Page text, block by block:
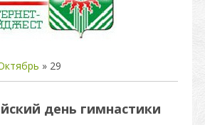
» 29
день гимнастики